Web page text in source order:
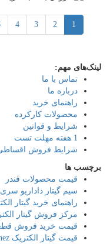
1
2
3
4
لینک‌های مهم:
تماس با ما
درباره ما
راهنمای خرید
محصولات کارکرده
شرایط و قوانین
1 هفته مهلت تست
شرایط فروش
برچسب ها
قیمت محصولات فندر
سیم گیتار داداریو سری Daddario NYXL
راهنمای خرید گیتار
مرکز فروش گیتار
قیمت خرید فروش
قیمت گیتار الکتریک ibanez